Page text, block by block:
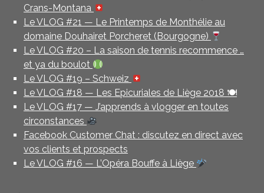
Crans-Montana
Le VLOG #21 — Le Printemps de Monthélie au
domaine Douhairet Porcheret (Bourgogne)
Le VLOG #20 – La saison de tennis recommence …
et ya du boulot
Le VLOG #19 – Schweiz
Le VLOG #18 — Les Epicuriales de Liège 2018 🍽
Le VLOG #17 — J’apprends à vlogger en toutes
circonstances
Facebook Customer Chat : discutez en direct avec
vos clients et prospects
Le VLOG #16 — L’Opéra Bouffe à Liège